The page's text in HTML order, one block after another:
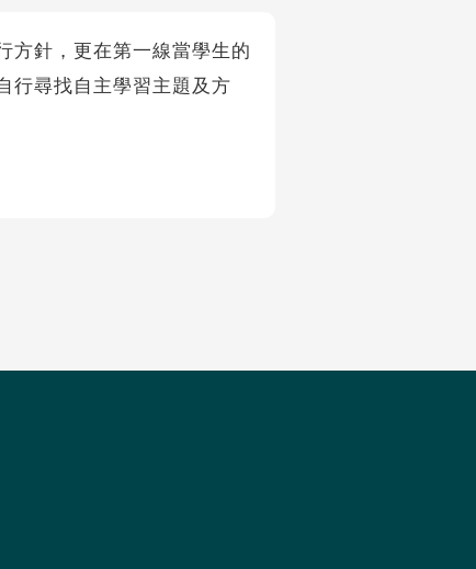
方針，更在第一線當學生的
行尋找自主學習主題及方